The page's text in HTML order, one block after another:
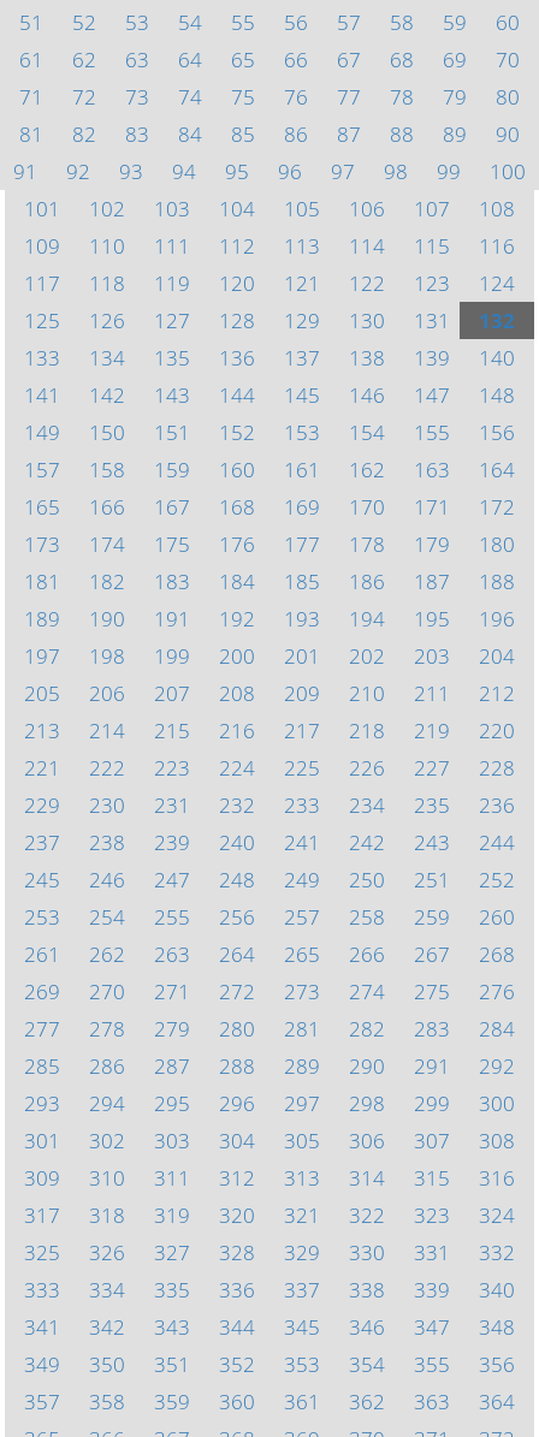
51
52 53 54 55 56 57 58 59
60
61
62 63 64 65 66 67 68 69
70
71
72 73 74 75 76 77 78 79
80
81
82 83 84 85 86 87 88 89
90
91
92 93 94 95 96 97 98 99
100
101
102 103 104 105 106 107
108
109
110 111 112 113 114 115
116
117
118 119 120 121 122 123
124
125
126 127 128 129 130 131
132
133
134 135 136 137 138 139
140
141
142 143 144 145 146 147
148
149
150 151 152 153 154 155
156
157
158 159 160 161 162 163
164
165
166 167 168 169 170 171
172
173
174 175 176 177 178 179
180
181
182 183 184 185 186 187
188
189
190 191 192 193 194 195
196
197
198 199 200 201 202 203
204
205
206 207 208 209 210 211
212
213
214 215 216 217 218 219
220
221
222 223 224 225 226 227
228
229
230 231 232 233 234 235
236
237
238 239 240 241 242 243
244
245
246 247 248 249 250 251
252
253
254 255 256 257 258 259
260
261
262 263 264 265 266 267
268
269
270 271 272 273 274 275
276
277
278 279 280 281 282 283
284
285
286 287 288 289 290 291
292
293
294 295 296 297 298 299
300
301
302 303 304 305 306 307
308
309
310 311 312 313 314 315
316
317
318 319 320 321 322 323
324
325
326 327 328 329 330 331
332
333
334 335 336 337 338 339
340
341
342 343 344 345 346 347
348
349
350 351 352 353 354 355
356
357
358 359 360 361 362 363
364